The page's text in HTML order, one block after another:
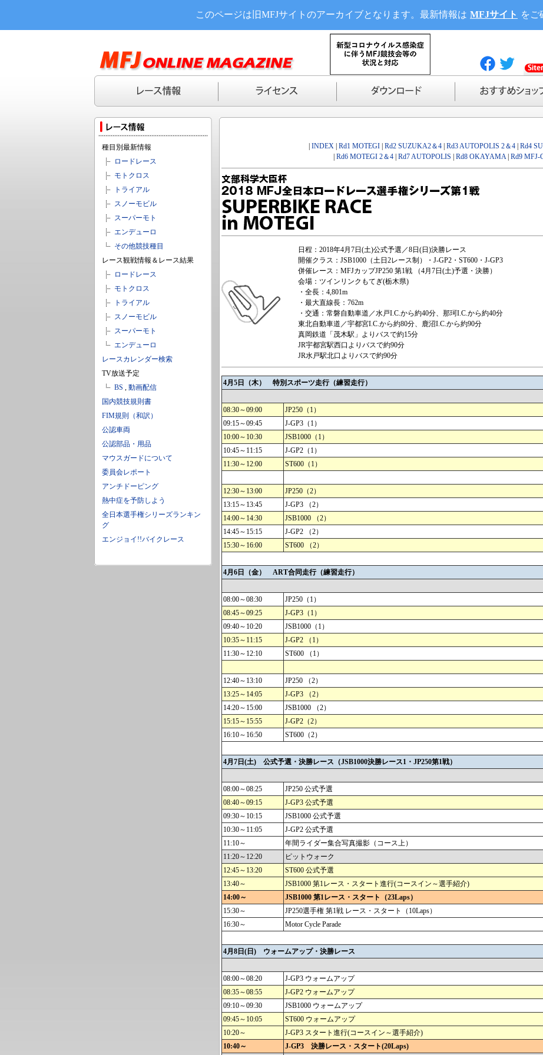
このページは旧MFJサイトのアーカイブとなります。最新情報は MFJサイト をご
種目別最新情報
ロードレース
モトクロス
トライアル
スノーモビル
スーパーモト
エンデューロ
その他競技種目
レース観戦情報＆レース結果
ロードレース
モトクロス
トライアル
スノーモビル
スーパーモト
エンデューロ
レースカレンダー検索
TV放送予定
BS , 動画配信
国内競技規則書
FIM規則（和訳）
公認車両
公認部品・用品
マウスガードについて
委員会レポート
アンチドーピング
熱中症を予防しよう
全日本選手権シリーズランキン
グ
エンジョイ!!バイクレース
INDEX| Rd1 MOTEGI| Rd2 SUZUKA2＆4| Rd3 AUTOPOLIS 2＆4| Rd4
Rd6 MOTEGI 2＆4 Rd7 AUTOPOLIS Rd8 OKAYAMA| Rd9 MFJ-
日程：2018年4月7日(土)公式予選／8日(日)決勝レース
開催クラス：JSB1000（土日2レース制）・J-GP2・ST600・J-GP3
併催レース：MFJカップJP250 第1戦 （4月7日(土)予選・決勝）
会場：ツインリンクもてぎ(栃木県)
・全長：4,801m
・最大直線長：762m
・交通：常磐自動車道／水戸I.C.から約40分、那珂I.C.から約40分
東北自動車道／宇都宮I.C.から約80分、鹿沼I.C.から約90分
真岡鉄道「茂木駅」よりバスで約15分
JR宇都宮駅西口よりバスで約90分
JR水戸駅北口よりバスで約90分
4月5日（木） 特別スポーツ走行（練習走行）
08:30～09:00
JP250（1）
09:15～09:45
J-GP3（1）
10:00～10:30
JSB1000（1）
10:45～11:15
J-GP2（1）
11:30～12:00
ST600（1）
12:30～13:00
JP250（2）
13:15～13:45
J-GP3 （2）
14:00～14:30
JSB1000 （2）
14:45～15:15
J-GP2 （2）
15:30～16:00
ST600 （2）
4月6日（金） ART合同走行（練習走行）
08:00～08:30
JP250（1）
08:45～09:25
J-GP3（1）
09:40～10:20
JSB1000（1）
10:35～11:15
J-GP2 （1）
11:30～12:10
ST600 （1）
12:40～13:10
JP250 （2）
13:25～14:05
J-GP3 （2）
14:20～15:00
JSB1000 （2）
15:15～15:55
J-GP2（2）
16:10～16:50
ST600（2）
4月7日(土) 公式予選・決勝レース（JSB1000決勝レース1・JP250第1戦）
08:00～08:25
JP250 公式予選
08:40～09:15
J-GP3 公式予選
09:30～10:15
JSB1000 公式予選
10:30～11:05
J-GP2 公式予選
11:10～
年間ライダー集合写真撮影（コース上）
11:20～12:20
ピットウォーク
12:45～13:20
ST600 公式予選
13:40～
JSB1000 第1レース・スタート進行(コースイン～選手紹介)
14:00～
JSB1000 第1レース・スタート（23Laps）
15:30～
JP250選手権 第1戦 レース・スタート（10Laps）
16:30～
Motor Cycle Parade
4月8日(日) ウォームアップ・決勝レース
08:00～08:20
J-GP3 ウォームアップ
08:35～08:55
J-GP2 ウォームアップ
09:10～09:30
JSB1000 ウォームアップ
09:45～10:05
ST600 ウォームアップ
10:20～
J-GP3 スタート進行(コースイン～選手紹介)
10:40～
J-GP3 決勝レース・スタート(20Laps)